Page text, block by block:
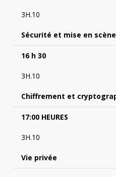
3H.10
Sécurité et mise en
16 h 30
3H.10
Chiffrement et
17:00 HEURES
3H.10
Vie privée